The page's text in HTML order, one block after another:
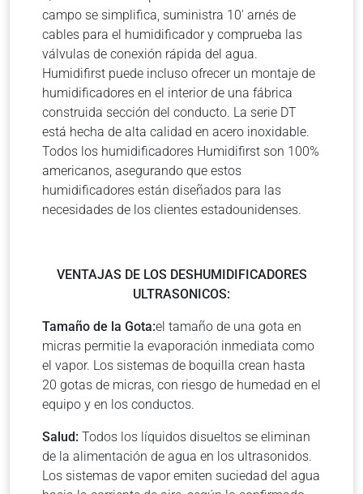
campo se simplifica, suministra 10′ arnés de
cables para el humidificador y comprueba las
válvulas de conexión rápida del agua.
Humidifirst puede incluso ofrecer un montaje de
humidificadores en el interior de una fábrica
construida sección del conducto. La serie DT
está hecha de alta calidad en acero inoxidable.
Todos los humidificadores Humidifirst son 100%
americanos, asegurando que estos
humidificadores están diseñados para las
necesidades de los clientes estadounidenses.
VENTAJAS DE LOS DESHUMIDIFICADORES
ULTRASONICOS:
Tamaño de la Gota:el tamaño de una gota en
micras permitie la evaporación inmediata como
el vapor. Los sistemas de boquilla crean hasta
20 gotas de micras, con riesgo de humedad en el
equipo y en los conductos.
Salud: Todos los líquidos disueltos se eliminan
de la alimentación de agua en los ultrasonidos.
Los sistemas de vapor emiten suciedad del agua